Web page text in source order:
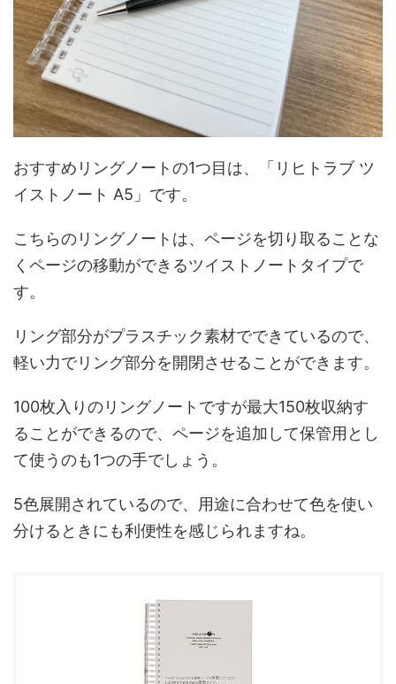
おすすめリングノートの1つ目は、「リヒトラブ ツ
イストノート A5」です。
こちらのリングノートは、ページを切り取ることな
くページの移動ができるツイストノートタイプで
す。
リング部分がプラスチック素材でできているので、
軽い力でリング部分を開閉させることができます。
100枚入りのリングノートですが最大150枚収納す
ることができるので、ページを追加して保管用とし
て使うのも1つの手でしょう。
5色展開されているので、用途に合わせて色を使い
分けるときにも利便性を感じられますね。